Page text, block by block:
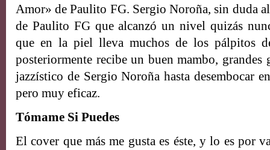
Amor» de Paulito FG. Sergio Noroña, sin duda
de Paulito FG que alcanzó un nivel quizás
que en la piel lleva muchos de los pálpitos
posteriormente recibe un buen mambo,
jazzístico de Sergio Noroña hasta desembocar
pero muy eficaz.
Tómame Si Puedes
El cover que más me gusta es éste, y lo es por